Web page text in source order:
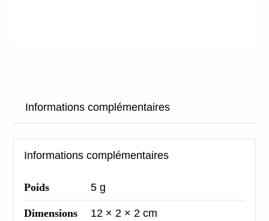
Informations complémentaires
Informations complémentaires
Poids 5 g
Dimensions 12 × 2 × 2 cm